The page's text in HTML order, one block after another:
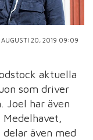
AUGUSTI 20, 2019 09:09
aktuella
som driver
Joel har även
även med